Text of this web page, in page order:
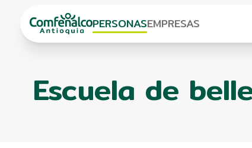
PERSONASEMPRESAS
Escuela de